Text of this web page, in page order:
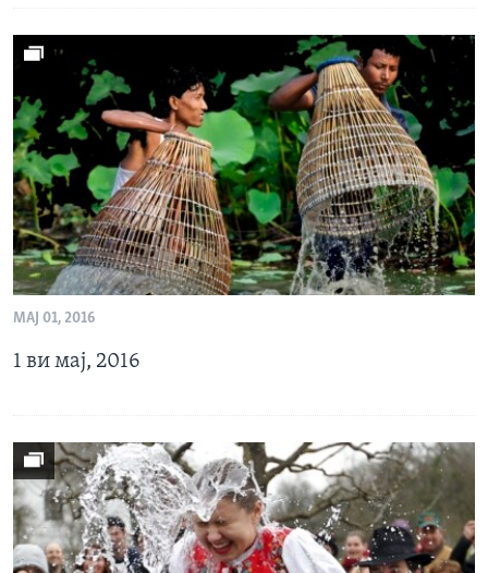
МАЈ 01, 2016
1 ви мај, 2016